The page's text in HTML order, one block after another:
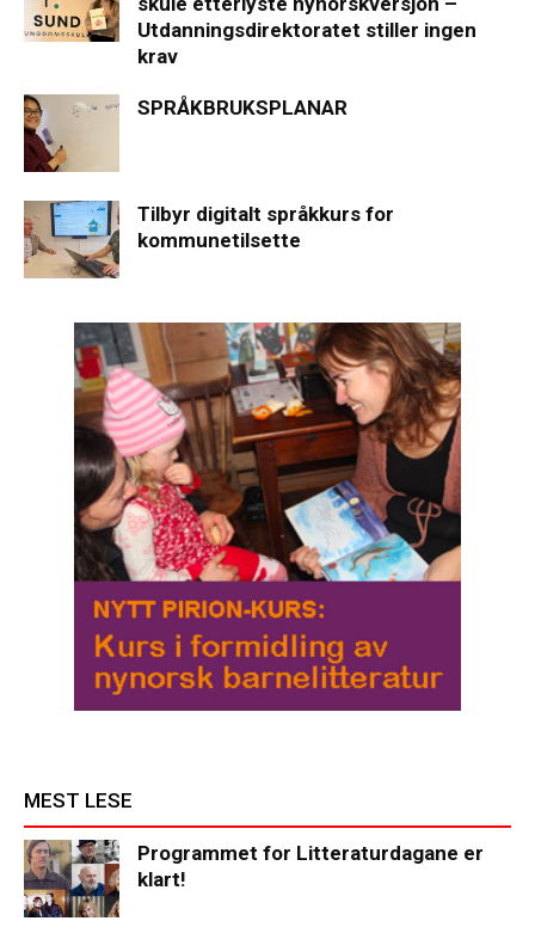
Utdanningsdirektoratet stiller ingen
krav
SPRÅKBRUKSPLANAR
Tilbyr digitalt språkkurs for
kommunetilsette
MEST LESE
Programmet for Litteraturdagane er
klart!